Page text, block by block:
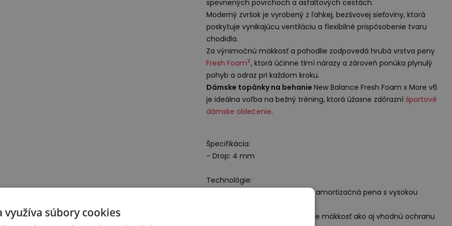
spevnených povrchoch a asfaltových cestách.
Moderný zvršok je vyrobený z ľahkej, bezšvovej sieťoviny, ktorá
poskytuje vynikajúcu ventiláciu a flexibilné prispôsobenie tvaru
chodidla.
Za výnimočnú mäkkosť a pohodlie zodpovedá hrubá vrstva peny
Fresh FoamX, ktorá účinne tlmí nárazy a zároveň ponúka plynulý
pohyb a odraz pri každom kroku.
Dámske topánky na behanie New Balance Fresh Foam x More v6
je ideálna voľba na bežný tréning, ktorá úžasne zdôrazní športové
dámske oblečenie.
Špecifikácia:
- Drop: 4 mm
Technológie:
– inovačná ľahká amortizačná pena s vysokou
Vďaka vhodne štruktúre zaisťuje mäkkosť ako aj vhodnú ochranu
využíva súbory cookies